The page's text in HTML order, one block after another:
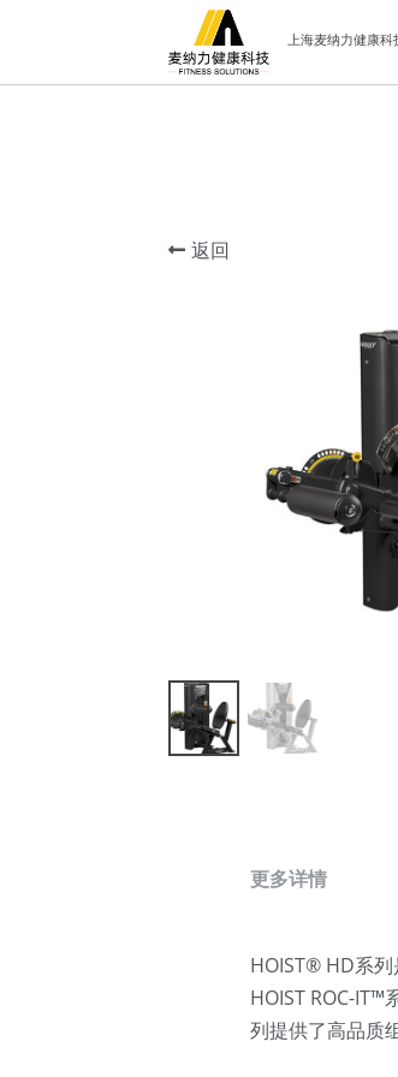
上海麦纳力健康科
返回
更多详情
HOIST® HD系
HOIST ROC-
列提供了高品质